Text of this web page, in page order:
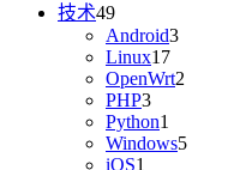
技术49
Android3
Linux17
OpenWrt2
PHP3
Python1
Windows5
iOS1